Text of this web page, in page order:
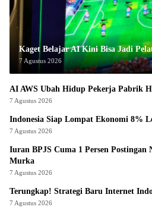
Kaget Belajar AI Kini Bisa Jadi
7 Agustus 2026
AI AWS Ubah Hidup Pekerja Pabrik
7 Agustus 2026
Indonesia Siap Lompat Ekonomi 8%
7 Agustus 2026
Iuran BPJS Cuma 1 Persen Postingan
Murka
7 Agustus 2026
Terungkap! Strategi Baru Internet
7 Agustus 2026